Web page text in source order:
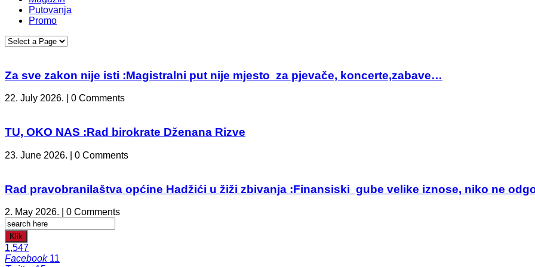
Putovanja
Promo
Za sve zakon nije isti :Magistralni put nije mjesto za pjevače, koncerte,zabave…
22. July 2026. | 0 Comments
TU, OKO NAS :Rad birokrate Dženana Rizve
23. June 2026. | 0 Comments
Rad pravobranilaštva općine Hadžići u žiži zbivanja :Finansiski gube velike iznose, niko ne
2. May 2026. | 0 Comments
Klik
1,547
Facebook 11